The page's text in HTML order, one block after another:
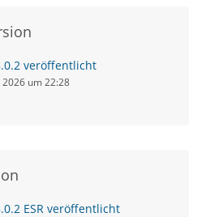
veröffentlicht
um 22:28
ESR veröffentlicht